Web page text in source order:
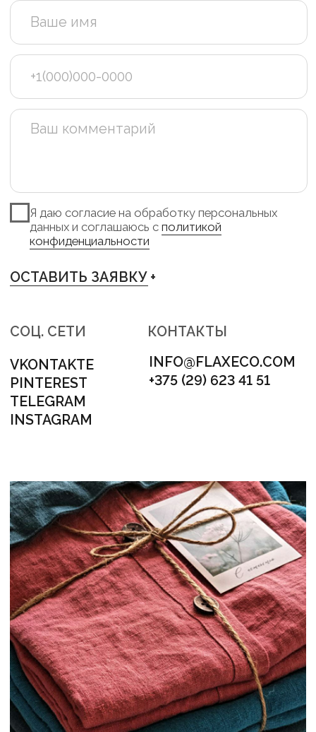
МЕНЮ
+375 (29) 623 41 51
НОМЕР ДЛЯ СВЯЗИ
ПРОДУКЦИЯ
VKONTAKTE +
PINTEREST +
МИНСК, ЛОГОЙСКИЙ ТРАКТ 28/1
ГОТОВЫЕ ИЗДЕЛИЯ
СЕРТИФИКАТЫ
КОНТАКТЫ
ПУБЛИКАЦИИ
ДОСТАВКА И ОПЛАТА
КАК ЗДЕСЬ ВСЕ УСТРОЕНО
ПОСТЕЛЬНОЕ БЕЛЬЕ
ДЕТСКОЕ ПОСТЕЛЬНОЕ БЕЛЬЁ
ПЛЕДЫ И ОДЕЯЛА
ШТОРЫ
ОДЕЖДА
СТОЛОВЫЙ ТЕКСТИЛЬ
ПОДУШКИ
РУЧНАЯ ВЫШИВКА
РУШНИКИ
БАЛДАХИНЫ